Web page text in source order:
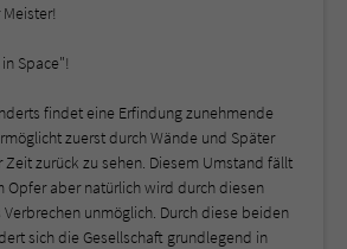
Space"!
findet eine Erfindung zunehmende
zuerst durch Wände und Später
zurück zu sehen. Diesem Umstand fällt
Opfer aber natürlich wird durch diesen
unmöglich. Durch diese beiden
sich die Gesellschaft grundlegend in